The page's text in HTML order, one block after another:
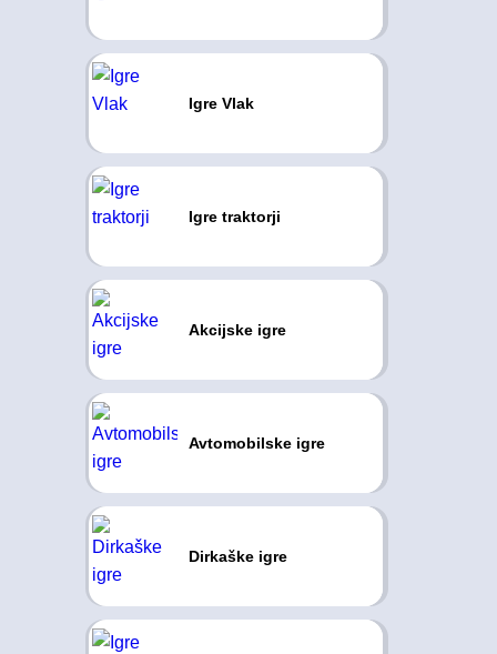
Igre Vlak
Igre traktorji
Akcijske igre
Avtomobilske igre
Dirkaške igre